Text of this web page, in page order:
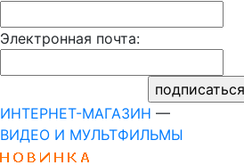
Электронная почта:
ИНТЕРНЕТ-МАГАЗИН —
ВИДЕО И МУЛЬТФИЛЬМЫ